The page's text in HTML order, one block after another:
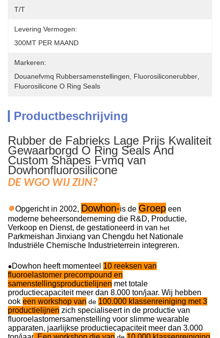
T/T
Levering Vermogen:
300MT PER MAAND
Markeren:
Douanefvmq Rubbersamenstellingen
Fluorosiliconerubber
Fluorosilicone O Ring Seals
Productbeschrijving
Rubber de Fabrieks Lage Prijs Kwaliteit
Gewaarborgd O Ring Seals And
Custom Shapes Fvmq van
Dowhonfluorosilicone
DE WGO WIJ ZIJN?
●Opgericht in 2002, Dowhon-is de Groep een
moderne beheersonderneming die R&D, Productie,
Verkoop en Dienst, de gestationeerd in van het
Parkmeishan Jinxiang van Chengdu het Nationale
Industriële Chemische Industrieterrein integreren.
●Dowhon heeft momenteel 10 reeksen van
fluoroelastomer precompound en
samenstellingsproductielijnen met totale
productiecapaciteit meer dan 8.000 ton/jaar. Wij hebben
ook een workshop van de 100.000 klassenreiniging met 3
productielijnen zich specialiseert in de productie van
fluoroelastomersamenstelling voor slimme wearable
apparaten, jaarlijkse productiecapaciteit meer dan 3.000